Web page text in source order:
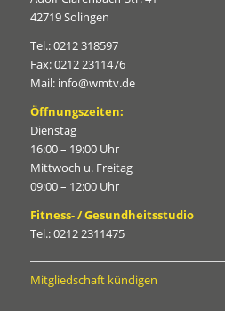
42719 Solingen
Tel.: 0212 318597
Fax: 0212 2311476
Mail: info@wmtv.de
Öffnungszeiten:
Dienstag
16:00 – 19:00 Uhr
Mittwoch u. Freitag
09:00 – 12:00 Uhr
Fitness- / Gesundheitsstudio
Tel.: 0212 2311475
Mitgliedschaft kündigen